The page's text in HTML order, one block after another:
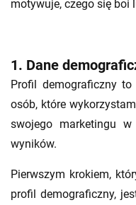
motywuje, czego się boi
1. Dane
Profil demograficzny
osób, które
swojego marketingu
wyników.
Pierwszym krokiem,
profil demograficzny,